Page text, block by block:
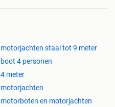
motorjachten staal tot 9 meter
boot 4 personen
4 meter
motorjachten
motorboten en motorjachten